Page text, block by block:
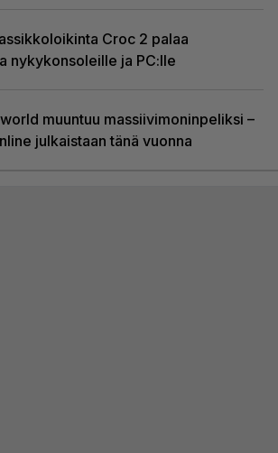
Croc 2 palaa
nykykonsoleille ja PC:lle
muuntuu massiivimoninpeliksi –
julkaistaan tänä vuonna